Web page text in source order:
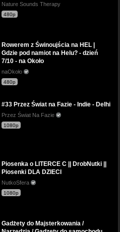
Nature Sounds Therapy
480p
Rowerem z Świnoujścia na HEL |
Gdzie pod namiot na Helu? - dzień
7/10 - na Około
naOkoło
480p
#33 Przez Świat na Fazie - Indie - Delhi
Przez Świat Na Fazie
1080p
Piosenka o LITERCE C || DrobNutki ||
Piosenki DLA DZIECI
NutkoSfera
1080p
Gadżety do Majsterkowania /